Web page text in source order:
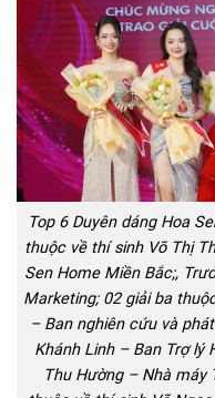
Top 6 Duyên dáng Hoa
thuộc về thí sinh Võ Thị
Sen Home Miền Bắc;,
Marketing; 02 giải ba
– Ban nghiên cứu và
Khánh Linh – Ban Trợ lý
Thu Hường – Nhà máy